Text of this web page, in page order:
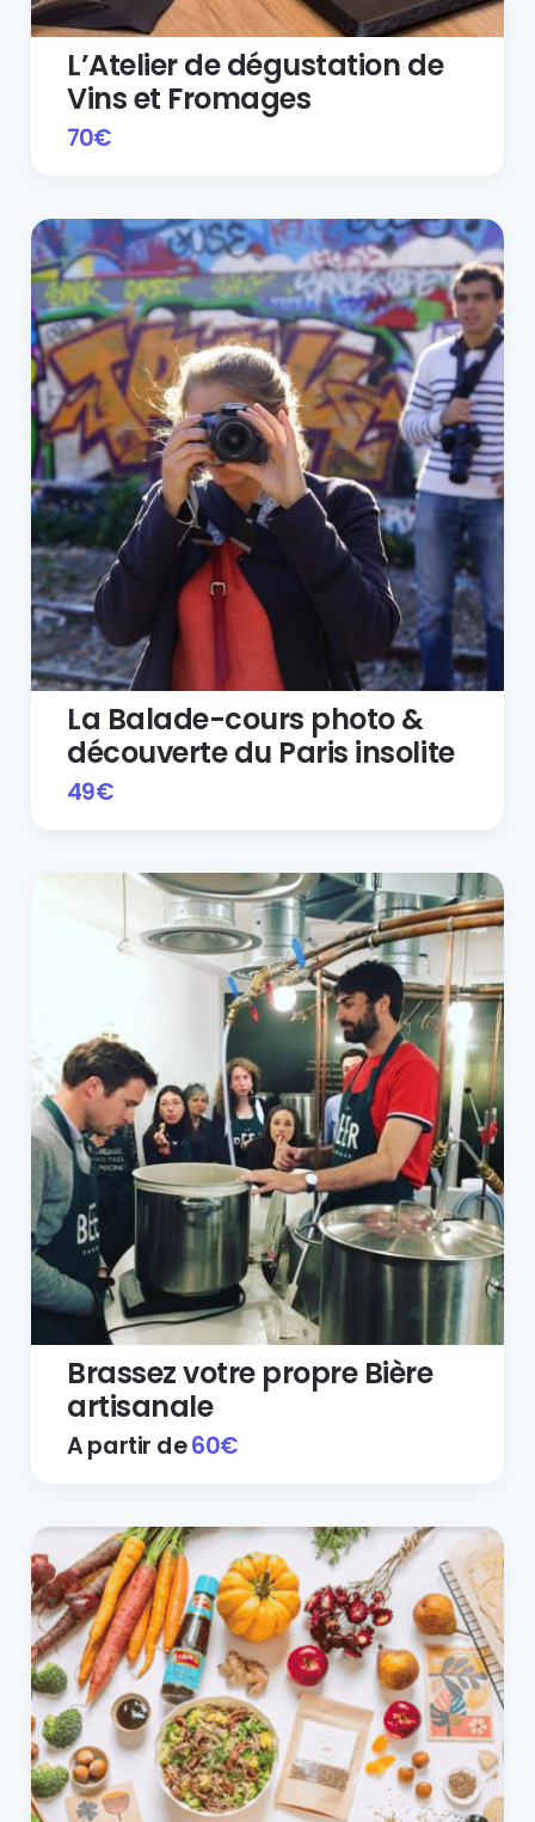
L’Atelier de dégustation de
Vins et Fromages
70€
La Balade-cours photo &
découverte du Paris insolite
49€
Brassez votre propre Bière
artisanale
A partir de60€